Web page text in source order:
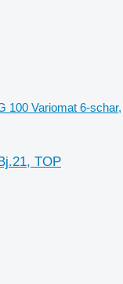
100 Variomat 6-schar,
TOP